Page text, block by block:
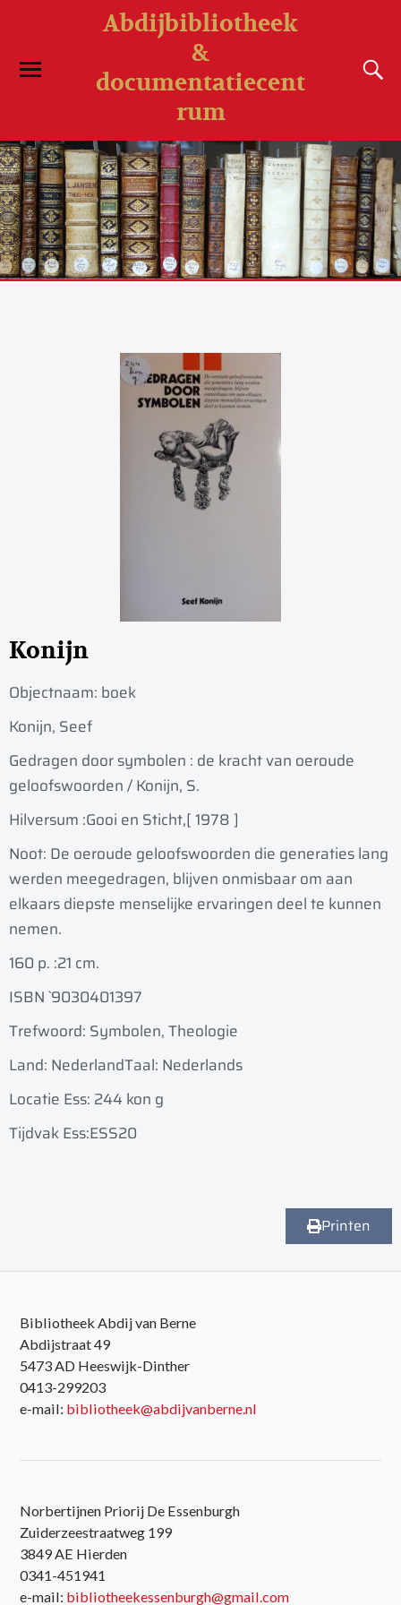
Abdijbibliotheek
&
documentatiecent
rum
Konijn
Objectnaam: boek
Konijn, Seef
Gedragen door symbolen : de kracht van oeroude
geloofswoorden / Konijn, S.
Hilversum :Gooi en Sticht,[ 1978 ]
Noot: De oeroude geloofswoorden die generaties lang
werden meegedragen, blijven onmisbaar om aan
elkaars diepste menselijke ervaringen deel te kunnen
nemen.
160 p. :21 cm.
ISBN `9030401397
Trefwoord: Symbolen, Theologie
Land: NederlandTaal: Nederlands
Locatie Ess: 244 kon g
Tijdvak Ess:ESS20
Printen
Bibliotheek Abdij van Berne
Abdijstraat 49
5473 AD Heeswijk-Dinther
0413-299203
e-mail: bibliotheek@abdijvanberne.nl
Norbertijnen Priorij De Essenburgh
Zuiderzeestraatweg 199
3849 AE Hierden
0341-451941
e-mail: bibliotheekessenburgh@gmail.com